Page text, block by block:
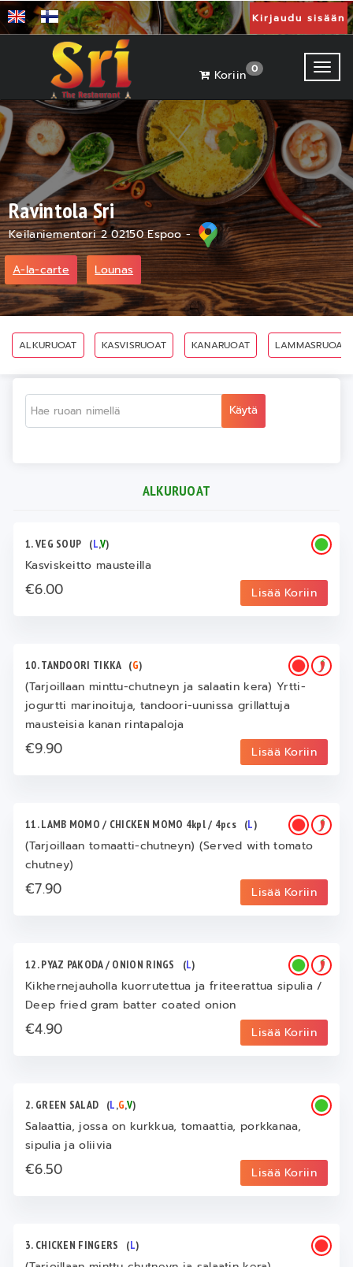
Kirjaudu sisään
Koriin0
Ravintola Sri
Keilaniementori 2 02150 Espoo -
A-la-carte Lounas
ALKURUOAT KASVISRUOAT KANARUOAT LAMMASRUOAT
Käytä
ALKURUOAT
1. VEG SOUP (L,V)
Kasviskeitto mausteilla
€6.00 Lisää Koriin
10. TANDOORI TIKKA (G)
(Tarjoillaan minttu-chutneyn ja salaatin kera) Yrtti-
jogurtti marinoituja, tandoori-uunissa grillattuja
mausteisia kanan rintapaloja
€9.90 Lisää Koriin
11. LAMB MOMO / CHICKEN MOMO 4kpl / 4pcs (L)
(Tarjoillaan tomaatti-chutneyn) (Served with tomato
chutney)
€7.90 Lisää Koriin
12. PYAZ PAKODA / ONION RINGS (L)
Kikhernejauholla kuorrutettua ja friteerattua sipulia /
Deep fried gram batter coated onion
€4.90 Lisää Koriin
2. GREEN SALAD (L,G,V)
Salaattia, jossa on kurkkua, tomaattia, porkkanaa,
sipulia ja oliivia
€6.50 Lisää Koriin
3. CHICKEN FINGERS (L)